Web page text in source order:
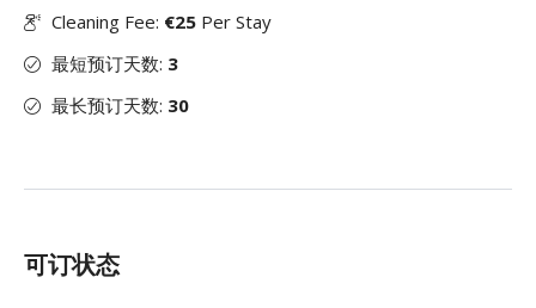
Cleaning Fee: €25 Per Stay
最短预订天数: 3
最长预订天数: 30
可订状态